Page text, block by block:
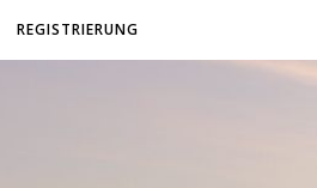
REGISTRIERUNG